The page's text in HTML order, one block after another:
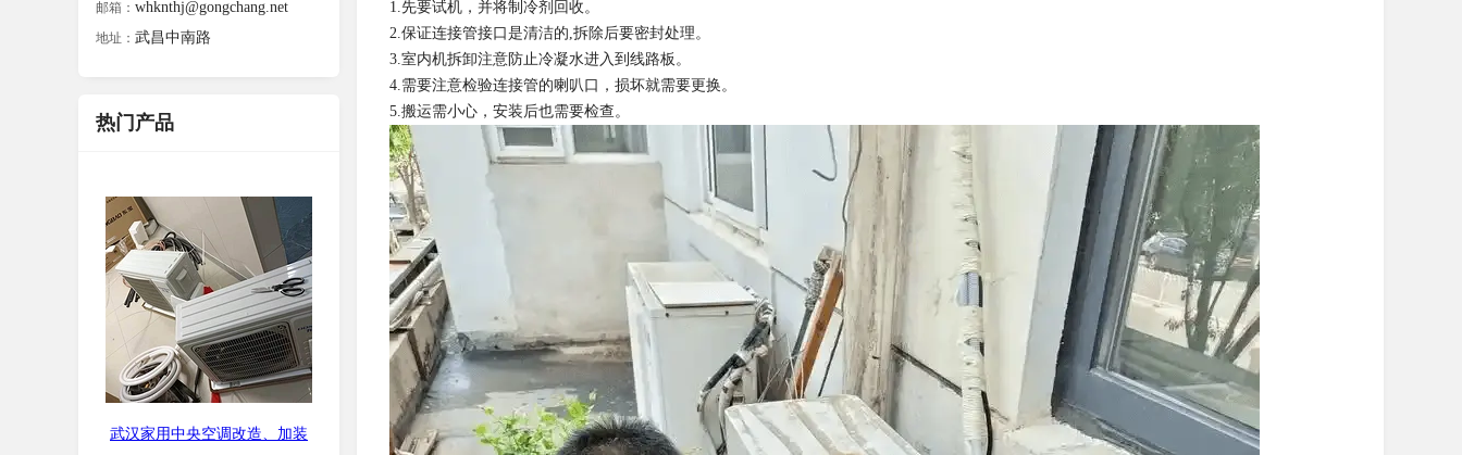
邮箱： whknthj@gongchang.net
地址： 武昌中南路
热门产品
武汉家用中央空调改造、加装
1.先要试机，并将制冷剂回收。
2.保证连接管接口是清洁的,拆除后要密封处理。
3.室内机拆卸注意防止冷凝水进入到线路板。
4.需要注意检验连接管的喇叭口，损坏就需要更换。
5.搬运需小心，安装后也需要检查。